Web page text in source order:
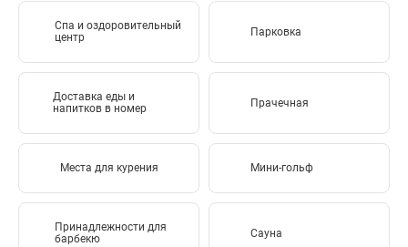
Спа и оздоровительный
центр
Парковка
Доставка еды и
напитков в номер
Прачечная
Места для курения Мини-гольф
Принадлежности для
барбекю
Сауна